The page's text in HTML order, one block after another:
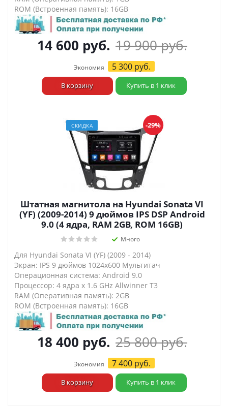
ROM (Встроенная память): 16GB
14 600 руб. 19 900руб.
Экономия 5 300руб.
В корзину Купить в 1 клик
СКИДКА -29%
Штатная магнитола на Hyundai Sonata VI
(YF) (2009-2014) 9 дюймов IPS DSP Android
9.0 (4 ядра, RAM 2GB, ROM 16GB)
Много
Для Hyundai Sonata VI (YF) (2009 - 2014)
Экран: IPS 9 дюймов 1024х600 Мультитач
Операционная система: Android 9.0
Процессор: 4 ядра х 1.6 GHz Allwinner T3
RAM (Оперативная память): 2GB
ROM (Встроенная память): 16GB
18 400 руб. 25 800руб.
Экономия 7 400руб.
В корзину Купить в 1 клик